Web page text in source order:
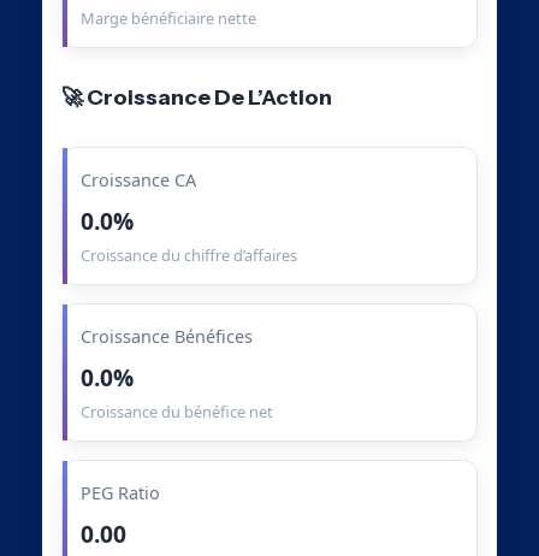
Marge bénéficiaire nette
🚀 Croissance De L’Action
Croissance CA
0.0%
Croissance du chiffre d’affaires
Croissance Bénéfices
0.0%
Croissance du bénéfice net
PEG Ratio
0.00